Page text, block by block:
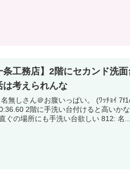
条工務店】2階にセカンド洗
は考えられんな
無しさん＠お腹いっぱい。 (ﾜｯﾁｮｲ 7f1c-0qNh)
けると高いかな？できれば1階も玄関入
って直ぐの場所にも手洗い台欲しい 812: 名...